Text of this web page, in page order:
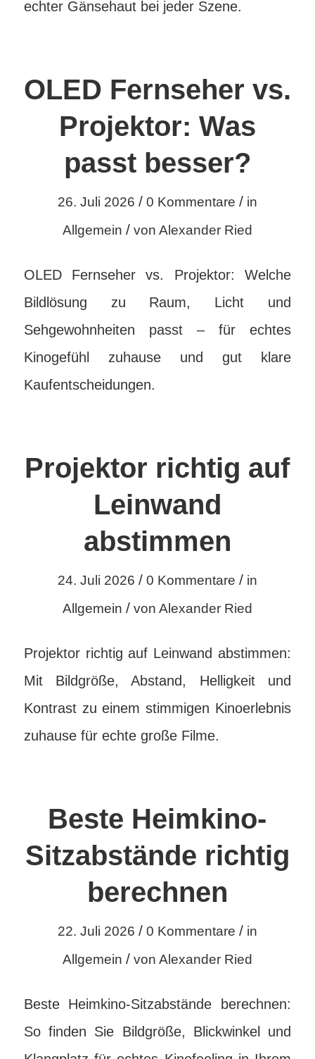
echter Gänsehaut bei jeder Szene.
OLED Fernseher vs.
Projektor: Was
passt besser?
26. Juli 2026 / 0 Kommentare / in
Allgemein / von Alexander Ried
OLED Fernseher vs. Projektor: Welche
Bildlösung zu Raum, Licht und
Sehgewohnheiten passt – für echtes
Kinogefühl zuhause und gut klare
Kaufentscheidungen.
Projektor richtig auf
Leinwand
abstimmen
24. Juli 2026 / 0 Kommentare / in
Allgemein / von Alexander Ried
Projektor richtig auf Leinwand abstimmen:
Mit Bildgröße, Abstand, Helligkeit und
Kontrast zu einem stimmigen Kinoerlebnis
zuhause für echte große Filme.
Beste Heimkino-
Sitzabstände richtig
berechnen
22. Juli 2026 / 0 Kommentare / in
Allgemein / von Alexander Ried
Beste Heimkino-Sitzabstände berechnen:
So finden Sie Bildgröße, Blickwinkel und